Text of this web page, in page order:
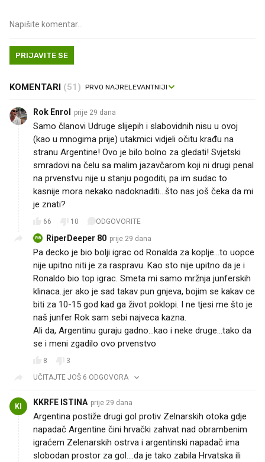
PRIJAVITE SE
KOMENTARI (51)
Rok Enrol prije 29 dana
Samo članovi Udruge slijepih i slabovidnih nisu u ovoj
(kao u mnogima prije) utakmici vidjeli očitu krađu na
stranu Argentine! Ovo je bilo bolno za gledati! Svjetski
smradovi na čelu sa malim jazavčarom koji ni drugi penal
na prvenstvu nije u stanju pogoditi, pa im sudac to
kasnije mora nekako nadoknaditi...što nas još čeka da mi
je znati?
66 10 ODGOVORITE
R8 RiperDeeper 80 prije 29 dana
Pa decko je bio bolji igrac od Ronalda za koplje…to uopce
nije upitno niti je za raspravu. Kao sto nije upitno da je i
Ronaldo bio top igrac. Smeta mi samo mržnja junferskih
klinaca..jer ako je sad takav pun gnjeva, bojim se kakav ce
biti za 10-15 god kad ga život poklopi. I ne tjesi me što je
naš junfer Rok sam sebi najveca kazna.
Ali da, Argentinu guraju gadno…kao i neke druge…tako da
se i meni zgadilo ovo prvenstvo
8
3
UČITAJTE JOŠ 6 ODGOVORA
KI KKRFE ISTINA prije 29 dana
Argentina postiže drugi gol protiv Zelnarskih otoka gdje
napadač Argentine čini hrvački zahvat nad obrambenim
igraćem Zelenarskih ostrva i argentinski napadač ima
slobodan prostor za gol....da je tako zabila Hrvatska ili